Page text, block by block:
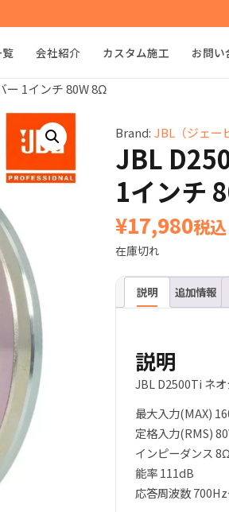
会社紹介 カスタム施工 お問い
ー 1インチ 80W 8Ω
Brand: JBL（ジェー
JBL
1インチ
¥17,980税込
在庫切れ
説明 追加情報
説明
JBL D2500Ti ネ
最大入力(MAX)
定格入力(RMS)
インピーダンス 8Ω
能率 111dB
応答周波数